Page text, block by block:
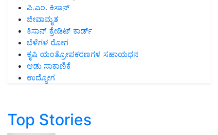
ಪಿ.ಎಂ. ಕಿಸಾನ್
ಜೀವಾಮೃತ
ಕಿಸಾನ್ ಕ್ರೇಡಿಟ್ ಕಾರ್ಡ್
ಬೆಳೆಗಳ ರೋಗ
ಕೃಷಿ ಯಂತ್ರೋಪಕರಣಗಳ ಸಹಾಯಧನ
ಆಡು ಸಾಕಾಣಿಕೆ
ಉದ್ಯೋಗ
Top Stories